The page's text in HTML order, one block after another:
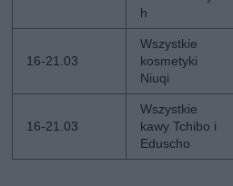
h
16-21.03
Wszystkie
kosmetyki
Niuqi
16-21.03
Wszystkie
kawy Tchibo i
Eduscho